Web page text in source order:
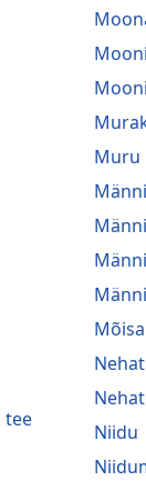
tee
Mooni
Muru
Männi
Mõisa
Niidu